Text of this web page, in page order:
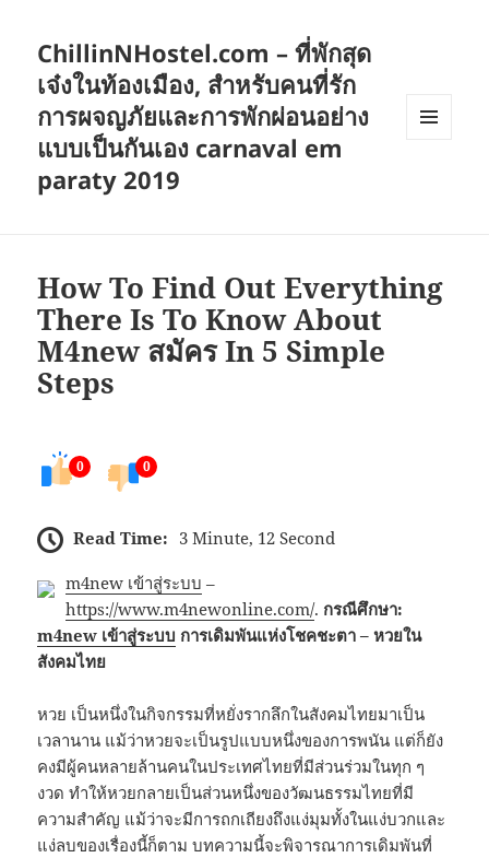
ChillinNHostel.com – ที่พักสุด
เจ๋งในท้องเมือง, สำหรับคนที่รัก
การผจญภัยและการพักผ่อนอย่าง
แบบเป็นกันเอง carnaval em
paraty 2019
How To Find Out Everything
There Is To Know About
M4new สมัคร In 5 Simple
Steps
0 0
Read Time: 3 Minute, 12 Second
m4new เข้าสู่ระบบ –
https://www.m4newonline.com/. กรณีศึกษา:
m4new เข้าสู่ระบบ การเดิมพันแห่งโชคชะตา – หวยใน
สังคมไทย
หวย เป็นหนึ่งในกิจกรรมที่หยั่งรากลึกในสังคมไทยมาเป็น
เวลานาน แม้ว่าหวยจะเป็นรูปแบบหนึ่งของการพนัน แต่ก็ยัง
คงมีผู้คนหลายล้านคนในประเทศไทยที่มีส่วนร่วมในทุก ๆ
งวด ทำให้หวยกลายเป็นส่วนหนึ่งของวัฒนธรรมไทยที่มี
ความสำคัญ แม้ว่าจะมีการถกเถียงถึงแง่มุมทั้งในแง่บวกและ
แง่ลบของเรื่องนี้ก็ตาม บทความนี้จะพิจารณาการเดิมพันที่